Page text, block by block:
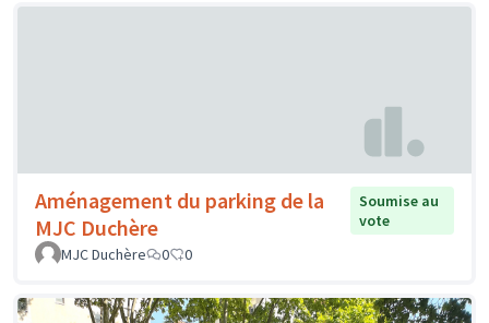
Aménagement du parking de la
MJC Duchère
Soumise au
vote
MJC Duchère
0 0